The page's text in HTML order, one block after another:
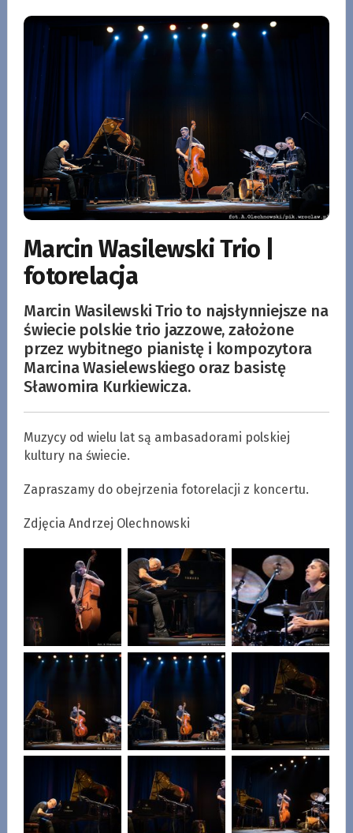
Marcin Wasilewski Trio |
fotorelacja
Marcin Wasilewski Trio to najsłynniejsze na
świecie polskie trio jazzowe, założone
przez wybitnego pianistę i kompozytora
Marcina Wasielewskiego oraz basistę
Sławomira Kurkiewicza.
Muzycy od wielu lat są ambasadorami polskiej
kultury na świecie.
Zapraszamy do obejrzenia fotorelacji z koncertu.
Zdjęcia Andrzej Olechnowski